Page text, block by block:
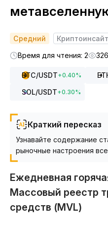
Средний
Время для чтения: 2
326
BTC/USDT+0.40%
SOL/USDT+0.30%
Краткий пересказ
Узнавайте содержание
рыночные настроения
Ежедневная
Массовый реестр
средств (MVL)